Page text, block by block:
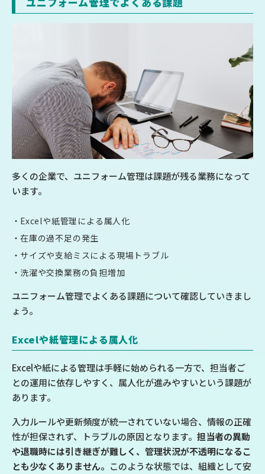
多くの企業で、ユニフォーム管理は課題が残る業務になって
います。
Excelや紙管理による属人化
在庫の過不足の発生
サイズや支給ミスによる現場トラブル
洗濯や交換業務の負担増加
ユニフォーム管理でよくある課題について確認していきまし
ょう。
Excelや紙管理による属人化
Excelや紙による管理は手軽に始められる一方で、担当者ご
との運用に依存しやすく、属人化が進みやすいという課題が
あります。
入力ルールや更新頻度が統一されていない場合、情報の正確
性が担保されず、トラブルの原因となります。 担当者の異動
や退職時には引き継ぎが難しく、管理状況が不透明になるこ
とも少なくありません。 このような状態では、組織として安